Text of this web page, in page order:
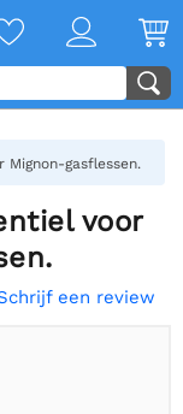
Mignon-gasflessen.
voor
een review